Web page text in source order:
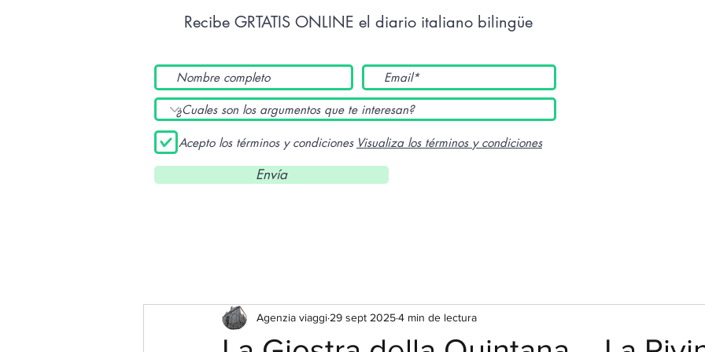
Recibe GRTATIS ONLINE el diario italiano bilingüe
Acepto los términos y condiciones Visualiza los términos y condiciones
Envía
Agenzia viaggi 29 sept 20254 min de lectura